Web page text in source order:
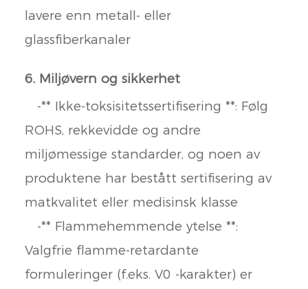
lavere enn metall- eller
glassfiberkanaler
6. Miljøvern og sikkerhet
-** Ikke-toksisitetssertifisering **: Følg
ROHS, rekkevidde og andre
miljømessige standarder, og noen av
produktene har bestått sertifisering av
matkvalitet eller medisinsk klasse
-** Flammehemmende ytelse **:
Valgfrie flamme-retardante
formuleringer (f.eks. V0 -karakter) er